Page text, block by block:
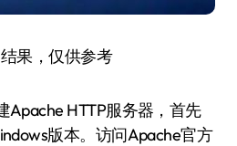
果，仅供参考
Apache HTTP服务器，首先
版本。访问Apache官方